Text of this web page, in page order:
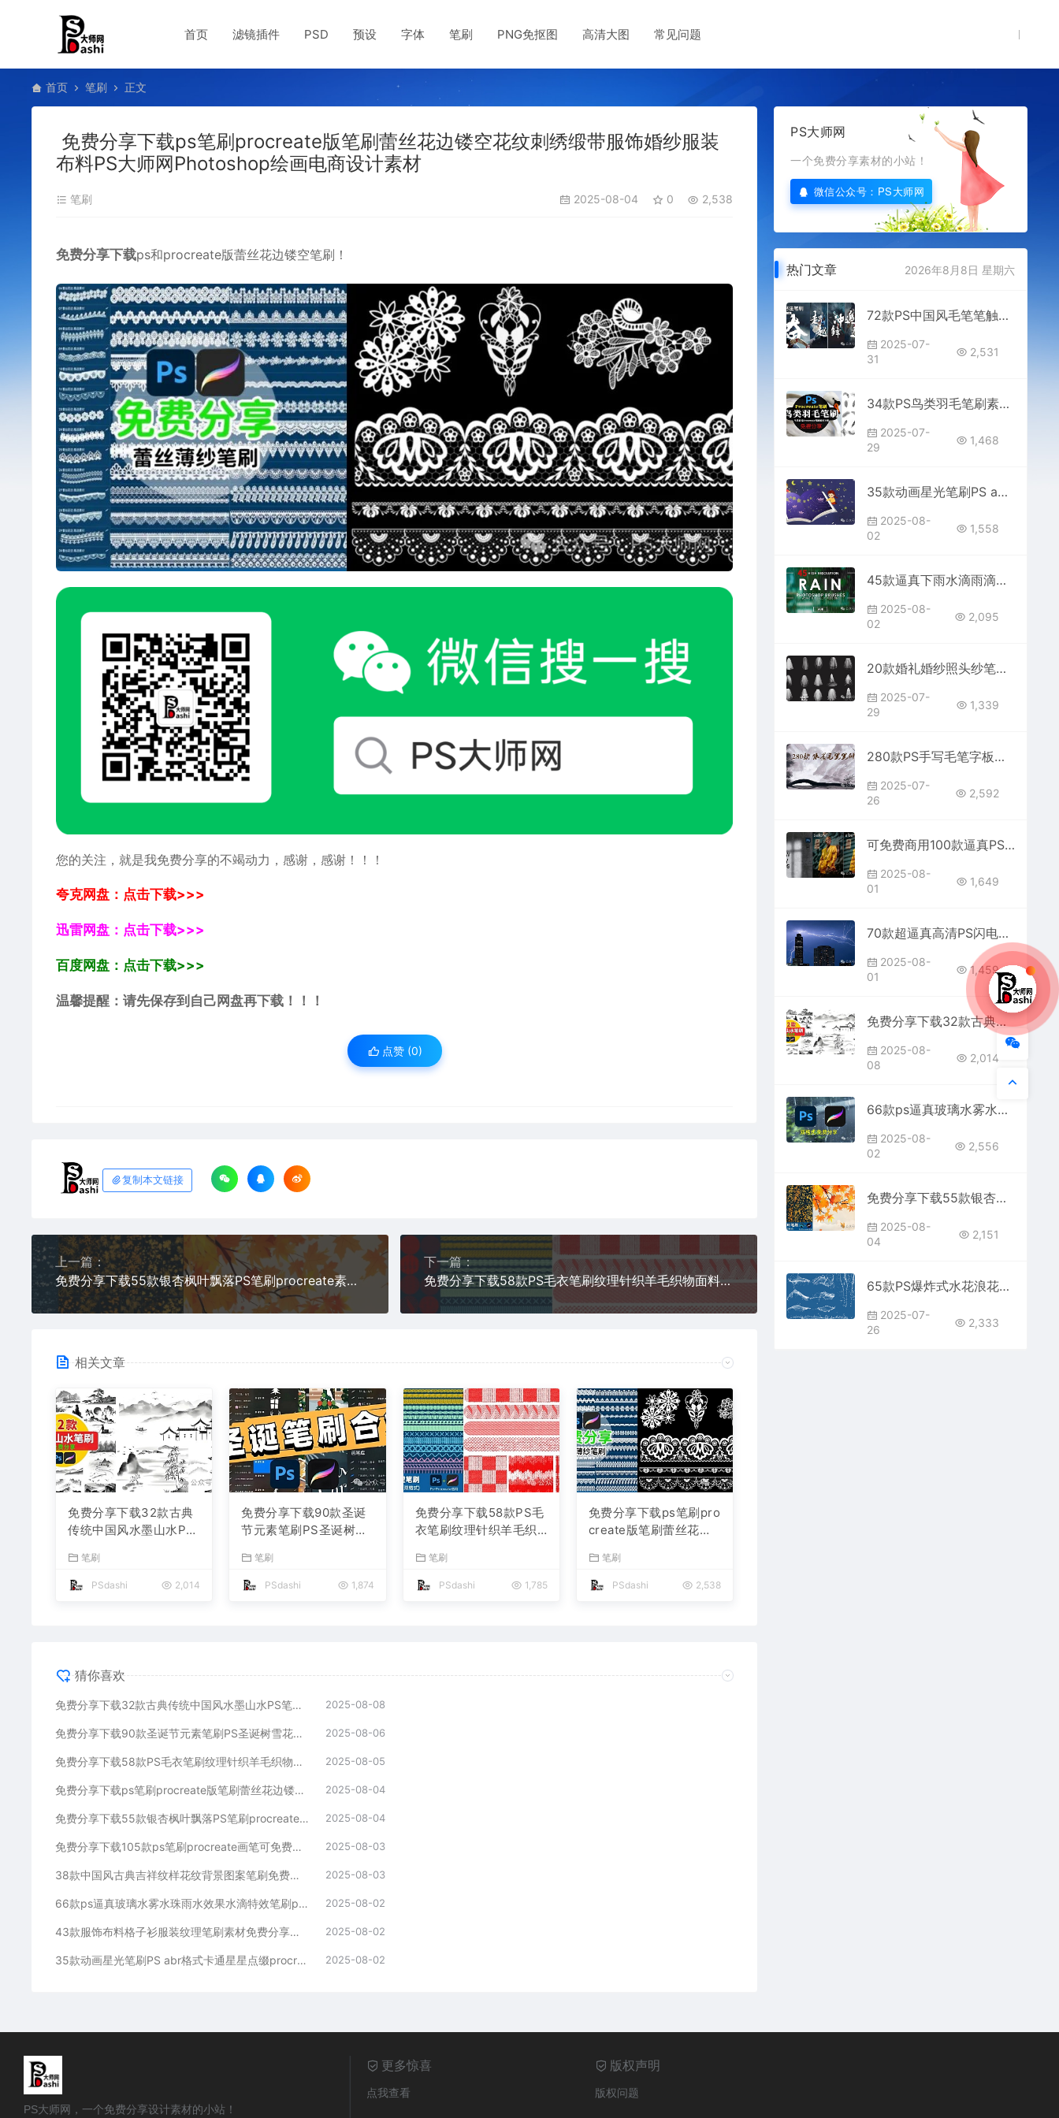
首页 滤镜插件 PSD 预设 字体 笔刷 PNG免抠图 高清大图 常见问题
首页 笔刷 正文
免费分享下载ps笔刷procreate版笔刷蕾丝花边镂空花纹刺绣缎带服饰婚纱服装
布料PS大师网Photoshop绘画电商设计素材
笔刷 2025-08-04 0 2,538
免费分享下载ps和procreate版蕾丝花边镂空笔刷！
您的关注，就是我免费分享的不竭动力，感谢，感谢！！！
夸克网盘：点击下载>>>
迅雷网盘：点击下载>>>
百度网盘：点击下载>>>
温馨提醒：请先保存到自己网盘再下载！！！
点赞 (0)
复制本文链接
上一篇：
免费分享下载55款银杏枫叶飘落PS笔刷procreate素材秋天秋季落叶散落背景图片摄影后期效果可免费商用PS大师网影楼设计照片
下一篇：
免费分享下载58款PS毛衣笔刷纹理针织羊毛织物面料Procreate笔刷布料服饰素材PS大师网背景底纹Photoshop绘画插画
相关文章
免费分享下载32款古典
传统中国风水墨山水PS
rocreate水彩绘画国画
毛笔设计网站壁纸飞白
笔刷
PSdashi 2,014
免费分享下载90款圣诞
节元素笔刷PS圣诞树雪
鹿礼物圣诞老人设计宣
传海报素材绘画背景图
笔刷
PSdashi 1,874
免费分享下载58款PS毛
衣笔刷纹理针织羊毛织
料服饰素材PS大师网背
景底纹Photoshop绘画
笔刷
PSdashi 1,785
免费分享下载ps笔刷pro
create版笔刷蕾丝花边
婚纱服装布料PS大师网
Photoshop绘画电商设
笔刷
PSdashi 2,538
猜你喜欢
免费分享下载32款古典传统中国风水墨山水PS笔刷古风背景图片素材Procreate水彩绘画国画毛笔设计网站壁纸飞白手绘插画可商用 2025-08-08
免费分享下载90款圣诞节元素笔刷PS圣诞树雪花雪橇Procreate装饰驯鹿礼物圣诞老人设计宣传海报素材绘画背景图片合集公司网站 2025-08-06
免费分享下载58款PS毛衣笔刷纹理针织羊毛织物面料Procreate笔刷布料服饰素材PS大师网背景底纹Photoshop绘画插画 2025-08-05
免费分享下载ps笔刷procreate版笔刷蕾丝花边镂空花纹刺绣缎带服饰婚纱服装布料PS大师网Photoshop绘画电商设计素材 2025-08-04
免费分享下载55款银杏枫叶飘落PS笔刷procreate素材秋天秋季落叶散落背景图片摄影后期效果可免费商用PS大师网影楼设计照片 2025-08-04
免费分享下载105款ps笔刷procreate画笔可免费商用传统中国风水墨国画山水风景插画古风背景图片绘画素材PS大师网简笔大全 2025-08-03
38款中国风古典吉祥纹样花纹背景图案笔刷免费分享下载PS Procreate双格式免费分享下载PS大师网图片国潮波纹绘画装饰素材 2025-08-03
66款ps逼真玻璃水雾水珠雨水效果水滴特效笔刷procreate影楼后期雨滴平面设计素材免费分享下载下雨天图片PHOTOSHOP 2025-08-02
43款服饰布料格子衫服装纹理笔刷素材免费分享下载PS插件预设平面设计 Procreate画笔插画大师网格可爱装饰背景图片网站绘画 2025-08-02
35款动画星光笔刷PS abr格式卡通星星点缀procreate brushset可爱星空大师网免费分享下载素材库绘画平面设计师 2025-08-02
PS大师网
一个免费分享素材的小站！
微信公众号：PS大师网
热门文章 2026年8月8日 星期六
72款PS中国风毛笔笔触书法笔刷免费分享下载procreate格式电商平面设计师艺术素材资源打包合集插件预设安装水墨飞白画笔效果
2025-07-
31
2,531
34款PS鸟类羽毛笔刷素材免费分享下载Photoshop电商平面设计网站procreate合集大全抠在哪里可商用ipad绘画艺术
2025-07-
29
1,468
35款动画星光笔刷PS abr格式卡通星星点缀procreate brushset可爱星空大师网免费分享下载素材库绘画平面设计师
2025-08-
02
1,558
45款逼真下雨水滴雨滴大雨暴雨笔刷免费分享下载Rain PS Brushes Abr大师网素材库包合集画笔效果Photoshop
2025-08-
02
2,095
20款婚礼婚纱照头纱笔刷合集素材免费分享下载PS设计摄影后期procreate软件提取写真背景逼真样片结婚通用ipad画世界商用
2025-07-
29
1,339
280款PS手写毛笔字板写笔刷免费分享下载procreate平面设计素材中国风古风笔触笔迹字体设计书法水墨画画水彩墨迹艺术字全套
2025-07-
26
2,592
可免费商用100款逼真PS阴影叠加覆盖效果笔刷免费分享下载特效图案大师网素材大全画笔shadow overlay brushes
2025-08-
01
1,649
70款超逼真高清PS闪电雷电电流特效笔刷免费分享下载素材效果光线火花雷雨天电击离子预设后期合成画笔电商平面设计师免抠打闪图片
2025-08-
01
1,459
免费分享下载32款古典传统中国风水墨山水PS笔刷古风背景图片素材Procreate水彩绘画国画毛笔设计网站壁纸飞白手绘插画可商用
2025-08-
08
2,014
66款ps逼真玻璃水雾水珠雨水效果水滴特效笔刷procreate影楼后期雨滴平面设计素材免费分享下载下雨天图片PHOTOSHOP
2025-08-
02
2,556
免费分享下载55款银杏枫叶飘落PS笔刷procreate素材秋天秋季落叶散落背景图片摄影后期效果可免费商用PS大师网影楼设计照片
2025-08-
04
2,151
65款PS爆炸式水花浪花喷溅笔刷素材包免费分享下载Photoshop电商平面设计网站procreate自取合集大全可商用ipad
2025-07-
26
2,333
PS大师网，一个免费分享设计素材的小站！
更多惊喜
点我查看
版权声明
版权问题